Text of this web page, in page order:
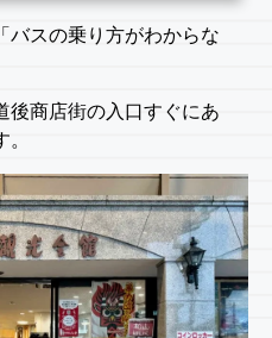
バスの乗り方がわからな
後商店街の入口すぐにあ